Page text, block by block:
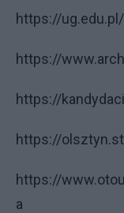
https://
https://
https://
https://
https://
a